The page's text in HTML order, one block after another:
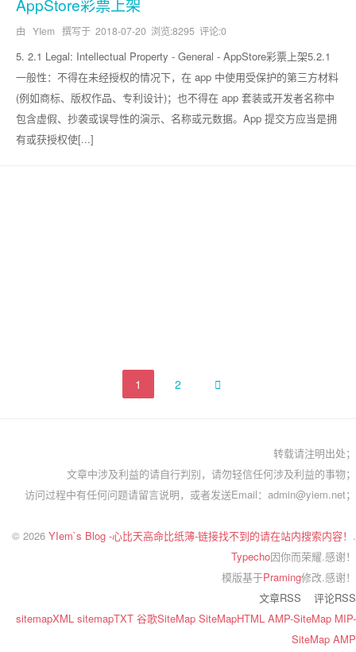
AppStore彩票上架
由 YIem 撰写于 2018-07-20 浏览:8295 评论:0
5. 2.1 Legal: Intellectual Property - General - AppStore彩票上架5.2.1
一般性：不得在未经授权的情况下，在 app 中使用受保护的第三方材料
(例如商标、版权作品、专利设计)；也不得在 app 套装或开发者名称中
包含虚假、抄袭或误导性的演示、名称或元数据。App 提交方应当是拥
有或获授权使[...]
1 2 
转载请注明出处；
文章中涉及利益的请自行判别，请勿轻信任何涉及利益的事物；
访问过程中有任何问题请留言说明，或者发送Email：admin@yiem.net；
© 2026 YIem`s Blog -心比天高命比纸薄-链接找不到的请在站内搜索内容！ .
Typecho因你而荣耀.感谢！
模版基于Praming修改.感谢！
文章RSS
评论RSS
sitemapXML sitemapTXT 谷歌SiteMap SiteMapHTML AMP-SiteMap MIP-
SiteMap AMP